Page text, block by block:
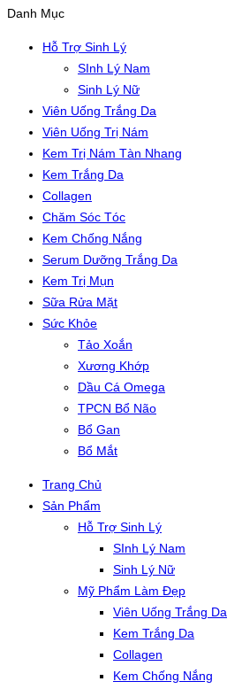
Danh Mục
Hỗ Trợ Sinh Lý
SInh Lý Nam
Sinh Lý Nữ
Viên Uống Trắng Da
Viên Uống Trị Nám
Kem Trị Nám Tàn Nhang
Kem Trắng Da
Collagen
Chăm Sóc Tóc
Kem Chống Nắng
Serum Dưỡng Trắng Da
Kem Trị Mụn
Sữa Rửa Mặt
Sức Khỏe
Tảo Xoắn
Xương Khớp
Dầu Cá Omega
TPCN Bổ Não
Bổ Gan
Bổ Mắt
Trang Chủ
Sản Phẩm
Hỗ Trợ Sinh Lý
SInh Lý Nam
Sinh Lý Nữ
Mỹ Phẩm Làm Đẹp
Viên Uống Trắng Da
Kem Trắng Da
Collagen
Kem Chống Nắng